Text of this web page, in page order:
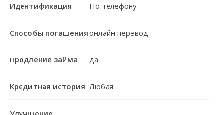
Идентификация По телефону
Способы погашения онлайн перевод
Продление займа да
Кредитная история Любая
Улучшение